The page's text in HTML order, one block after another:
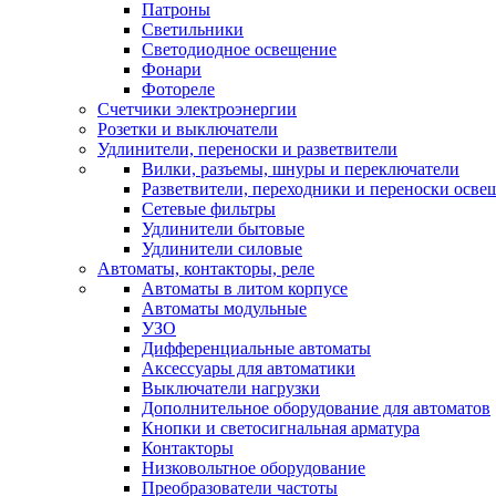
Патроны
Светильники
Светодиодное освещение
Фонари
Фотореле
Счетчики электроэнергии
Розетки и выключатели
Удлинители, переноски и разветвители
Вилки, разъемы, шнуры и переключатели
Разветвители, переходники и переноски
Сетевые фильтры
Удлинители бытовые
Удлинители силовые
Автоматы, контакторы, реле
Автоматы в литом корпусе
Автоматы модульные
УЗО
Дифференциальные автоматы
Аксессуары для автоматики
Выключатели нагрузки
Дополнительное оборудование для автоматов
Кнопки и светосигнальная арматура
Контакторы
Низковольтное оборудование
Преобразователи частоты